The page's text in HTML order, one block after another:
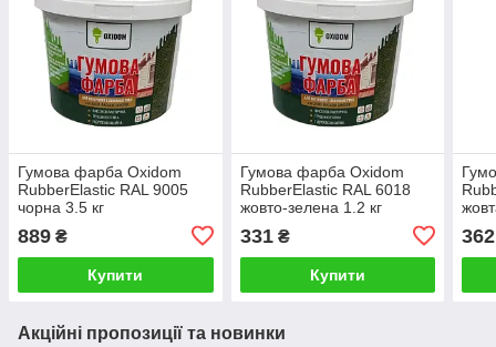
Гумова фарба Oxidom
RubberElastic RAL 9005
чорна 3.5 кг
889 ₴
Купити
Гумова фарба Oxidom
RubberElastic RAL 6018
жовто-зелена 1.2 кг
331₴
Купити
362
Акційні пропозиції та новинки